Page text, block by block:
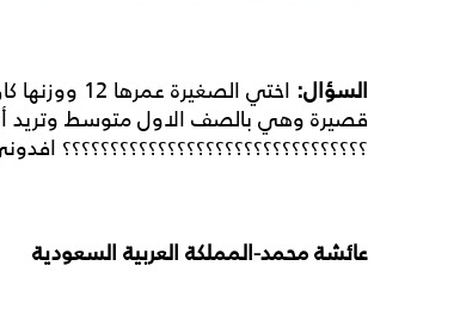
السؤال:
قصيرة وهي بالصف الاول متوسط وتريد
؟؟؟؟؟؟؟؟؟؟؟؟؟؟؟؟؟؟؟؟؟؟؟؟؟؟؟؟؟؟؟؟
عائشة محمد-المملكة العربية السعودية